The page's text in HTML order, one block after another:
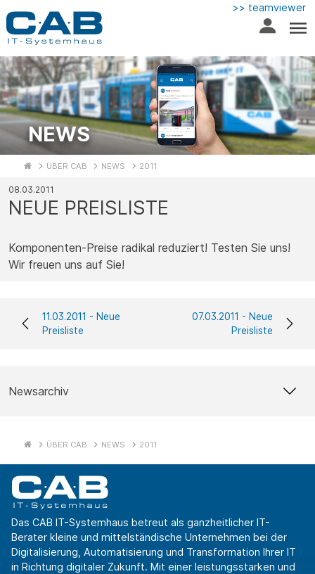
>> teamviewer
NEWS
ÜBER CAB NEWS 2011
08.03.2011
NEUE PREISLISTE
Komponenten-Preise radikal reduziert! Testen Sie uns!
Wir freuen uns auf Sie!
11.03.2011 - Neue
Preisliste
07.03.2011 - Neue
Preisliste
Newsarchiv
ÜBER CAB NEWS 2011
Das CAB IT-Systemhaus betreut als ganzheitlicher IT-
Berater kleine und mittelständische Unternehmen bei der
Digitalisierung, Automatisierung und Transformation Ihrer IT
in Richtung digitaler Zukunft. Mit einer leistungsstarken und